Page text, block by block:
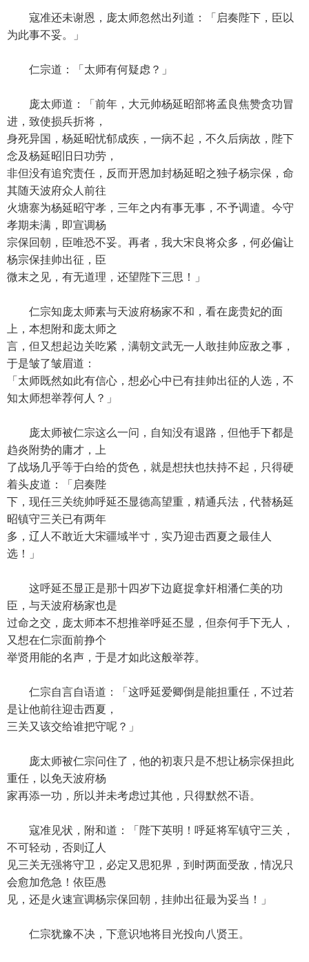
寇准还未谢恩，庞太师忽然出列道：「启奏陛下，臣以
为此事不妥。」
仁宗道：「太师有何疑虑？」
庞太师道：「前年，大元帅杨延昭部将孟良焦赞贪功冒
进，致使损兵折将，
身死异国，杨延昭忧郁成疾，一病不起，不久后病故，陛下
念及杨延昭旧日功劳，
非但没有追究责任，反而开恩加封杨延昭之独子杨宗保，命
其随天波府众人前往
火塘寨为杨延昭守孝，三年之内有事无事，不予调遣。今守
孝期未满，即宣调杨
宗保回朝，臣唯恐不妥。再者，我大宋良将众多，何必偏让
杨宗保挂帅出征，臣
微末之见，有无道理，还望陛下三思！」
仁宗知庞太师素与天波府杨家不和，看在庞贵妃的面
上，本想附和庞太师之
言，但又想起边关吃紧，满朝文武无一人敢挂帅应敌之事，
于是皱了皱眉道：
「太师既然如此有信心，想必心中已有挂帅出征的人选，不
知太师想举荐何人？」
庞太师被仁宗这么一问，自知没有退路，但他手下都是
趋炎附势的庸才，上
了战场几乎等于白给的货色，就是想扶也扶持不起，只得硬
着头皮道：「启奏陛
下，现任三关统帅呼延丕显德高望重，精通兵法，代替杨延
昭镇守三关已有两年
多，辽人不敢近大宋疆域半寸，实乃迎击西夏之最佳人
选！」
这呼延丕显正是那十四岁下边庭捉拿奸相潘仁美的功
臣，与天波府杨家也是
过命之交，庞太师本不想推举呼延丕显，但奈何手下无人，
又想在仁宗面前挣个
举贤用能的名声，于是才如此这般举荐。
仁宗自言自语道：「这呼延爱卿倒是能担重任，不过若
是让他前往迎击西夏，
三关又该交给谁把守呢？」
庞太师被仁宗问住了，他的初衷只是不想让杨宗保担此
重任，以免天波府杨
家再添一功，所以并未考虑过其他，只得默然不语。
寇准见状，附和道：「陛下英明！呼延将军镇守三关，
不可轻动，否则辽人
见三关无强将守卫，必定又思犯界，到时两面受敌，情况只
会愈加危急！依臣愚
见，还是火速宣调杨宗保回朝，挂帅出征最为妥当！」
仁宗犹豫不决，下意识地将目光投向八贤王。